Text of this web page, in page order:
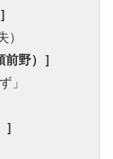
）
野）］
」